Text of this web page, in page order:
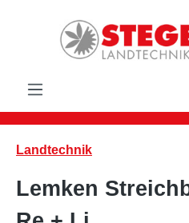
Zum Hauptinhalt springen
Landtechnik
Lemken